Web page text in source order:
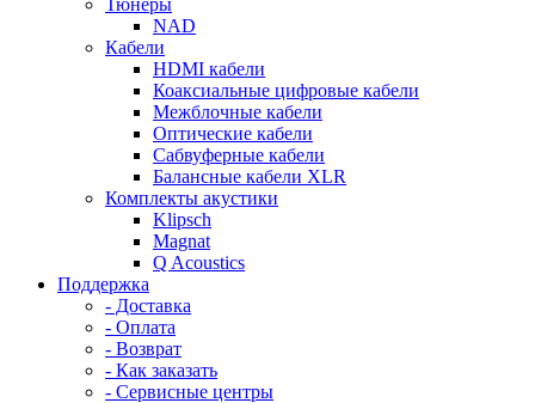
Тюнеры
NAD
Кабели
HDMI кабели
Коаксиальные цифровые кабели
Межблочные кабели
Оптические кабели
Сабвуферные кабели
Балансные кабели XLR
Комплекты акустики
Klipsch
Magnat
Q Acoustics
Поддержка
- Доставка
- Оплата
- Возврат
- Как заказать
- Сервисные центры